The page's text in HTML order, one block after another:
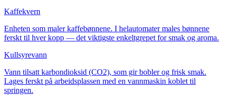
Kaffekvern
Enheten som maler kaffebønnene. I helautomater males bønnene
ferskt til hver kopp — det viktigste enkeltgrepet for smak og aroma.
Kullsyrevann
Vann tilsatt karbondioksid (CO2), som gir bobler og frisk smak.
Lages ferskt på arbeidsplassen med en vannmaskin koblet til
springen.